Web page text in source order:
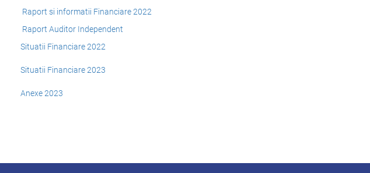
Raport si informatii Financiare 2022
Raport Auditor Independent
Situatii Financiare 2022
Situatii Financiare 2023
Anexe 2023